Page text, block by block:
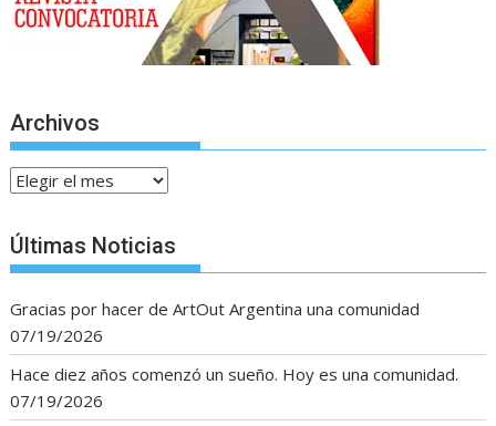
Archivos
Archivos
Últimas Noticias
Gracias por hacer de ArtOut Argentina una comunidad
07/19/2026
Hace diez años comenzó un sueño. Hoy es una comunidad.
07/19/2026